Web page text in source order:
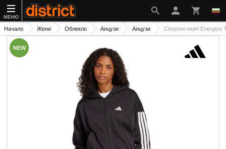
МЕНЮ
Начало Жени Облекло Анцузи Анцузи Спортен екип Energize
NEW